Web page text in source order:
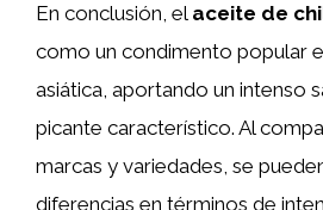
En conclusión, el aceite de
como un condimento popular
asiática, aportando un intenso
picante característico. Al
marcas y variedades, se
diferencias en términos de